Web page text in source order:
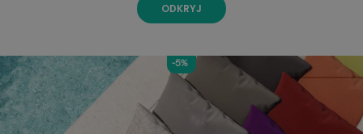
ODKRYJ
-5%